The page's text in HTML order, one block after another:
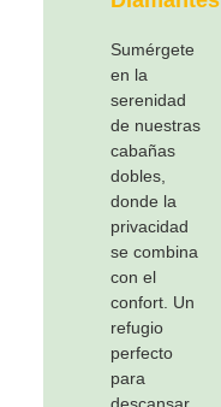
Sumérgete
en la
serenidad
de nuestras
cabañas
dobles,
donde la
privacidad
se combina
con el
confort. Un
refugio
perfecto
para